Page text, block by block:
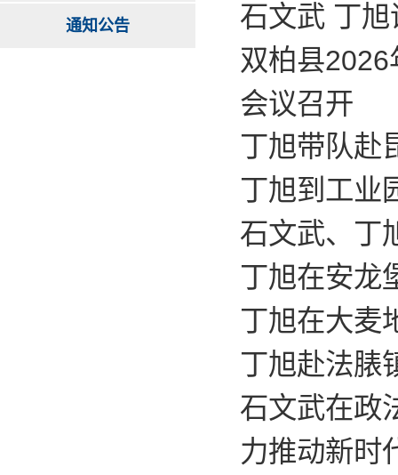
通知公告
石文武 丁
双柏县2026
会议召开
丁旭带队赴
丁旭到工业
石文武、丁
丁旭在安龙
丁旭在大麦
丁旭赴法脿
石文武在政
力推动新时